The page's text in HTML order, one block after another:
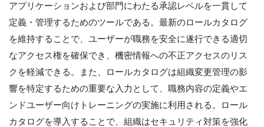
アプリケーションおよび部門にわたる承認レベルを一貫して
定義・管理するためのツールである。最新のロールカタログ
を維持することで、ユーザーが職務を安全に遂行できる適切
なアクセス権を確保でき、機密情報への不正アクセスのリス
クを軽減できる。また、ロールカタログは組織変更管理の影
響を特定するための重要な入力として、職務内容の定義やエ
ンドユーザー向けトレーニングの実施に利用される。ロール
カタログを導入することで、組織はセキュリティ対策を強化